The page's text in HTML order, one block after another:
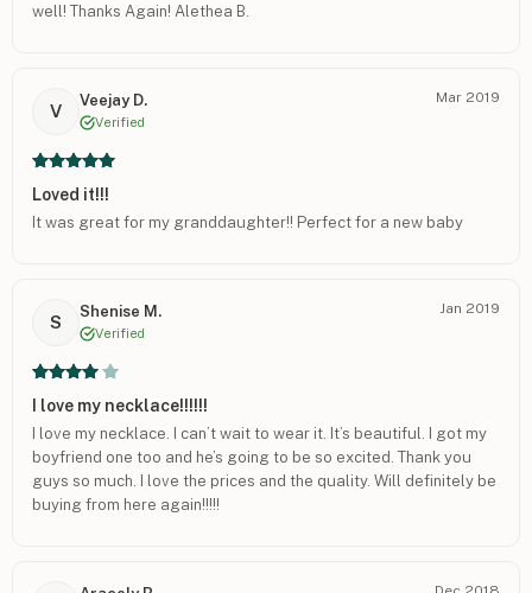
well! Thanks Again! Alethea B.
V
Veejay D.
Verified
Mar 2019
Loved it!!!
It was great for my granddaughter!! Perfect for a new baby
S
Shenise M.
Verified
Jan 2019
I love my necklace!!!!!!
I love my necklace. I can’t wait to wear it. It’s beautiful. I got my
boyfriend one too and he’s going to be so excited. Thank you
guys so much. I love the prices and the quality. Will definitely be
buying from here again!!!!!